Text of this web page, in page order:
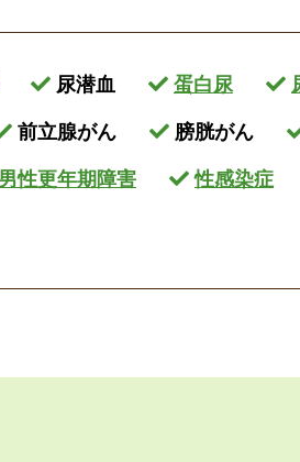
尿潜血 蛋白尿
前立腺がん 膀胱がん
男性更年期障害 性感染症